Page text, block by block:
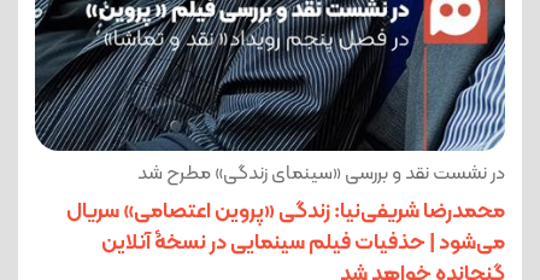
در نشست نقد و بررسی «سینمای زندگی» مطرح شد
محمدرضا شریفی‌نیا: زندگی «پروین اعتصامی» سریال
می‌شود | حذفیات فیلم سینمایی در نسخۀ آنلاین